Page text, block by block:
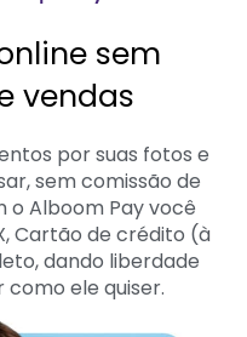
sem
vendas
por suas fotos e
sem comissão de
o Alboom Pay você
Cartão de crédito (à
dando liberdade
ele quiser.